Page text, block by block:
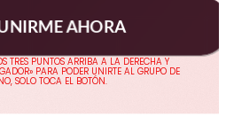
AHORA
TRES PUNTOS ARRIBA A LA DERECHA Y
PARA PODER UNIRTE AL GRUPO DE
SOLO TOCA EL BOTÓN.